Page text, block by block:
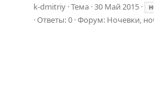
k-dmitriy Тема 30 Май 2015
Ответы: 0 Форум: Ночевки,